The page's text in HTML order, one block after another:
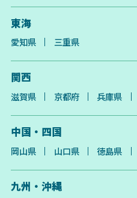
東海
愛知県 三重県
関西
滋賀県 京都府 兵庫県
中国・四国
岡山県 山口県 徳島県
九州・沖縄